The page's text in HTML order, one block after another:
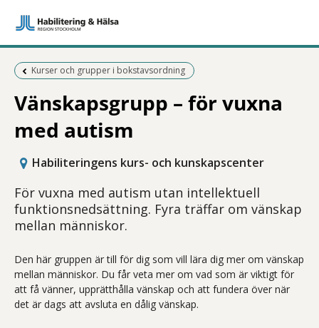
Föregående sida:
Kurser och grupper i bokstavsordning
Vänskapsgrupp – för vuxna
med autism
Habiliteringens kurs- och kunskapscenter
För vuxna med autism utan intellektuell
funktionsnedsättning. Fyra träffar om vänskap
mellan människor.
Den här gruppen är till för dig som vill lära dig mer om vänskap
mellan människor. Du får veta mer om vad som är viktigt för
att få vänner, upprätthålla vänskap och att fundera över när
det är dags att avsluta en dålig vänskap.